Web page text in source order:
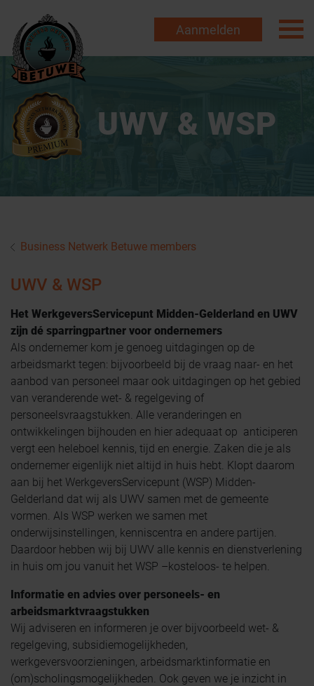
Aanmelden
UWV & WSP
Business Netwerk Betuwe members
UWV & WSP
Het WerkgeversServicepunt Midden-Gelderland en UWV
zijn dé sparringpartner voor ondernemers
Als ondernemer kom je genoeg uitdagingen op de
arbeidsmarkt tegen: bijvoorbeeld bij de vraag naar- en het
aanbod van personeel maar ook uitdagingen op het gebied
van veranderende wet- & regelgeving of
personeelsvraagstukken. Alle veranderingen en
ontwikkelingen bijhouden en hier adequaat op anticiperen
vergt een heleboel kennis, tijd en energie. Zaken die je als
ondernemer eigenlijk niet altijd in huis hebt. Klopt daarom
aan bij het WerkgeversServicepunt (WSP) Midden-
Gelderland dat wij als UWV samen met de gemeente
vormen. Als WSP werken we samen met
onderwijsinstellingen, kenniscentra en andere partijen.
Daardoor hebben wij bij UWV alle kennis en dienstverlening
in huis om jou vanuit het WSP –kosteloos- te helpen.
Informatie en advies over personeels- en
arbeidsmarktvraagstukken
Wij adviseren en informeren je over bijvoorbeeld wet- &
regelgeving, subsidiemogelijkheden,
werkgeversvoorzieningen, arbeidsmarktinformatie en
(om)scholingsmogelijkheden. Ook geven we je inzicht in